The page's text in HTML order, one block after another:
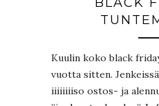
Kuulin koko black
vuotta sitten.
iiiiiiiiso ostos- ja